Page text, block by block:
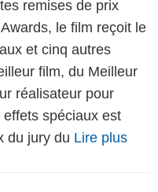
remises de prix
le film reçoit le
et cinq autres
film, du Meilleur
réalisateur pour
spéciaux est
du jury du Lire plus